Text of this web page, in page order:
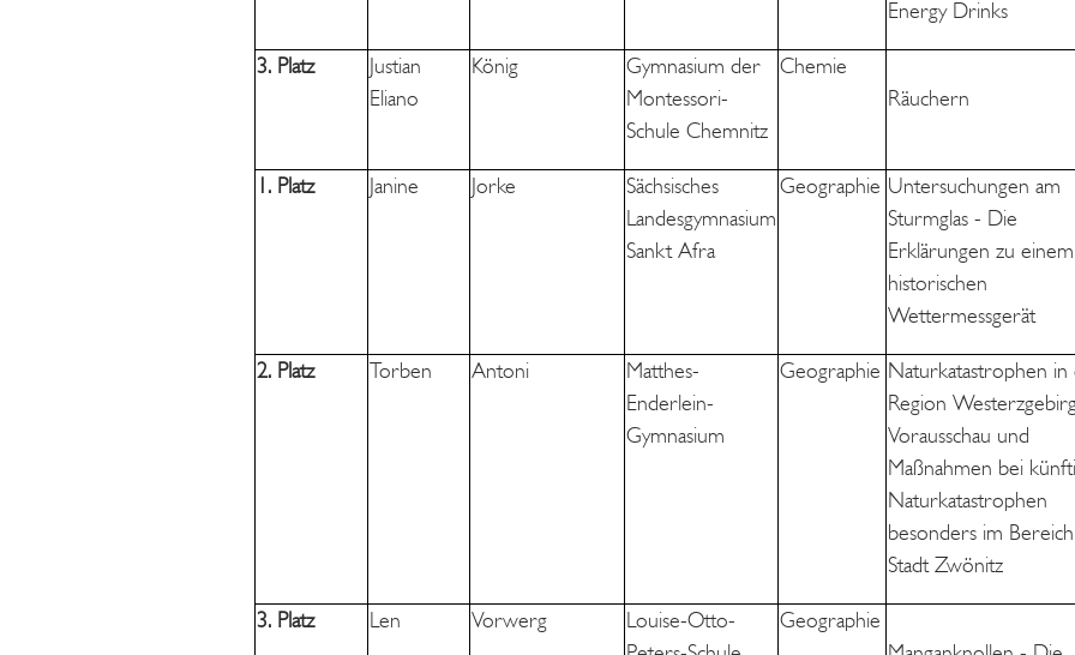
Energy Drinks
3. Platz
Justian
Eliano
König
Gymnasium der
Montessori-
Schule Chemnitz
Chemie
Räuchern
1. Platz Janine Jorke
Sächsisches
Landesgymnasium
Sankt Afra
Geographie Untersuchungen am
Sturmglas - Die
Erklärungen zu einem
historischen
Wettermessgerät
2. Platz Torben Antoni
Matthes-
Enderlein-
Gymnasium
Geographie Naturkatastrophen in
Region
Vorausschau und
Maßnahmen bei
Naturkatastrophen
besonders im
Stadt Zwönitz
3. Platz Len Vorwerg
Louise-Otto-
Geographie